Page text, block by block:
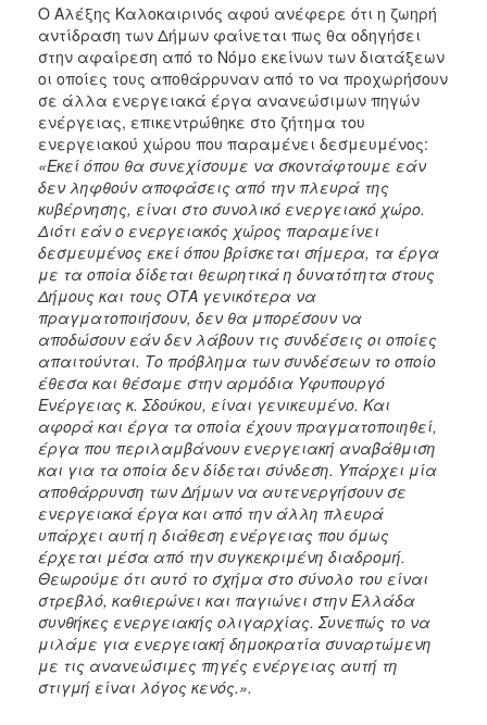
Ο Αλέξης Καλοκαιρινός αφού ανέφερε ότι η ζωηρή
αντίδραση των Δήμων φαίνεται πως θα οδηγήσει
στην αφαίρεση από το Νόμο εκείνων των διατάξεων
οι οποίες τους αποθάρρυναν από το να προχωρήσουν
σε άλλα ενεργειακά έργα ανανεώσιμων πηγών
ενέργειας, επικεντρώθηκε στο ζήτημα του
ενεργειακού χώρου που παραμένει δεσμευμένος:
«Εκεί όπου θα συνεχίσουμε να σκοντάφτουμε εάν
δεν ληφθούν αποφάσεις από την πλευρά της
κυβέρνησης, είναι στο συνολικό ενεργειακό χώρο.
Διότι εάν ο ενεργειακός χώρος παραμείνει
δεσμευμένος εκεί όπου βρίσκεται σήμερα, τα έργα
με τα οποία δίδεται θεωρητικά η δυνατότητα στους
Δήμους και τους ΟΤΑ γενικότερα να
πραγματοποιήσουν, δεν θα μπορέσουν να
αποδώσουν εάν δεν λάβουν τις συνδέσεις οι οποίες
απαιτούνται. Το πρόβλημα των συνδέσεων το οποίο
έθεσα και θέσαμε στην αρμόδια Υφυπουργό
Ενέργειας κ. Σδούκου, είναι γενικευμένο. Και
αφορά και έργα τα οποία έχουν πραγματοποιηθεί,
έργα που περιλαμβάνουν ενεργειακή αναβάθμιση
και για τα οποία δεν δίδεται σύνδεση. Υπάρχει μία
αποθάρρυνση των Δήμων να αυτενεργήσουν σε
ενεργειακά έργα και από την άλλη πλευρά
υπάρχει αυτή η διάθεση ενέργειας που όμως
έρχεται μέσα από την συγκεκριμένη διαδρομή.
Θεωρούμε ότι αυτό το σχήμα στο σύνολο του είναι
στρεβλό, καθιερώνει και παγιώνει στην Ελλάδα
συνθήκες ενεργειακής ολιγαρχίας. Συνεπώς το να
μιλάμε για ενεργειακή δημοκρατία συναρτώμενη
με τις ανανεώσιμες πηγές ενέργειας αυτή τη
στιγμή είναι λόγος κενός.».